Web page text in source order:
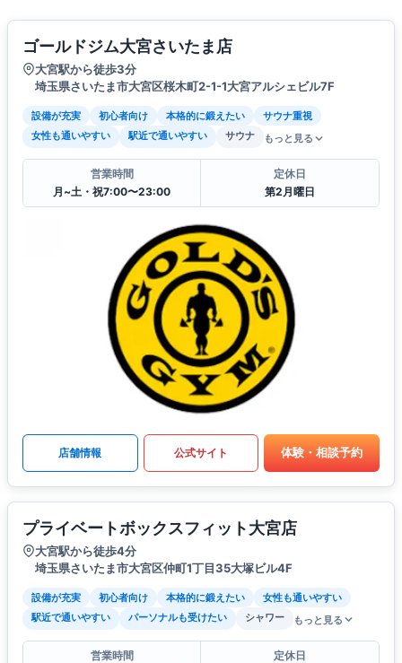
ゴールドジム大宮さいたま店
大宮駅から徒歩3分
埼玉県さいたま市大宮区桜木町2-1-1大宮アルシェビル7F
設備が充実 初心者向け 本格的に鍛えたい
サウナ重視
女性も通いやすい
駅近で通いやすい サウナ もっと見る
営業時間
月~土・祝7:00〜23:00
定休日
第2月曜日
店舗情報 公式サイト 体験・相談予約
プライベートボックスフィット大宮店
大宮駅から徒歩4分
埼玉県さいたま市大宮区仲町1丁目35大塚ビル4F
設備が充実 初心者向け 本格的に鍛えたい
女性も通いやすい
駅近で通いやすい
パーソナルも受けたい シャワー もっと見る
営業時間
定休日